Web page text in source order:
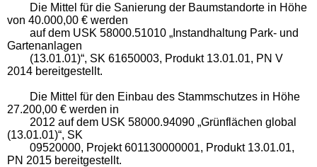
Die Mittel für die Sanierung der Baumstandorte in Höhe
von 40.000,00 € werden
auf dem USK 58000.51010 „Instandhaltung Park- und
Gartenanlagen
(13.01.01)“, SK 61650003, Produkt 13.01.01, PN V
2014 bereitgestellt.
Die Mittel für den Einbau des Stammschutzes in Höhe
27.200,00 € werden in
2012 auf dem USK 58000.94090 „Grünflächen global
(13.01.01)“, SK
09520000, Projekt 601130000001, Produkt 13.01.01,
PN 2015 bereitgestellt.